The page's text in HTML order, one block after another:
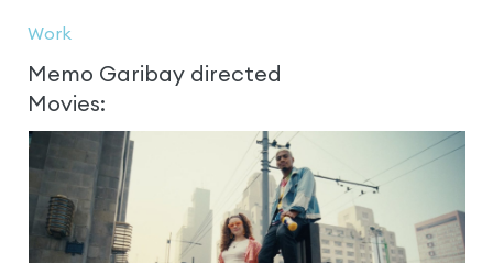
Work
Memo Garibay directed
Movies: